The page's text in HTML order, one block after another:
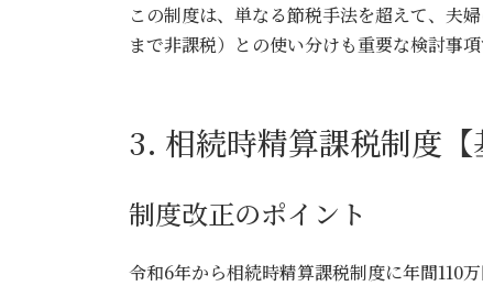
この制度は、単なる節税手法を超えて、夫
まで非課税）との使い分けも重要な検討事項
3. 相続時精算課税制度【
制度改正のポイント
令和6年から相続時精算課税制度に年間110